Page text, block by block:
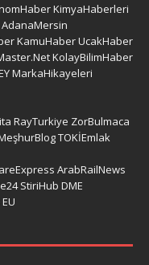
KimyaHaberleri
AdanaMersin
KamuHaberUcakHaber
KolayBilimHaber
MarkaHikayeleri
RayTurkiye ZorBulmaca
TOKİEmlak
ArabRailNews
StiriHub DME